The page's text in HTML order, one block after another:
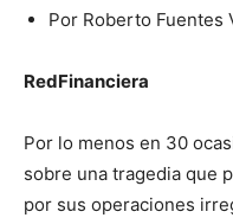
Por Roberto Fuentes
RedFinanciera
Por lo menos en 30
sobre una tragedia que
por sus operaciones